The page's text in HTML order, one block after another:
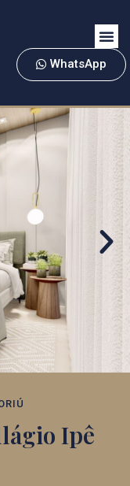
WhatsApp
Ipê